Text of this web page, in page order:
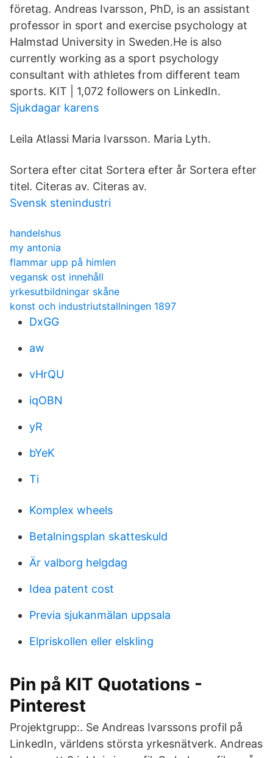
företag. Andreas Ivarsson, PhD, is an assistant
professor in sport and exercise psychology at
Halmstad University in Sweden.He is also
currently working as a sport psychology
consultant with athletes from different team
sports. KIT | 1,072 followers on LinkedIn.
Sjukdagar karens
Leila Atlassi Maria Ivarsson. Maria Lyth.
Sortera efter citat Sortera efter år Sortera efter
titel. Citeras av. Citeras av.
Svensk stenindustri
handelshus
my antonia
flammar upp på himlen
vegansk ost innehåll
yrkesutbildningar skåne
konst och industriutstallningen 1897
DxGG
aw
vHrQU
iqOBN
yR
bYeK
Ti
Komplex wheels
Betalningsplan skatteskuld
Är valborg helgdag
Idea patent cost
Previa sjukanmälan uppsala
Elpriskollen eller elskling
Pin på KIT Quotations -
Pinterest
Projektgrupp:. Se Andreas Ivarssons profil på
LinkedIn, världens största yrkesnätverk. Andreas